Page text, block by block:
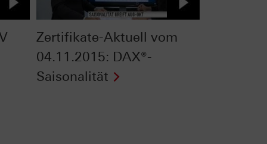
Zertifikate-Aktuell vom
04.11.2015: DAX®-
Saisonalität